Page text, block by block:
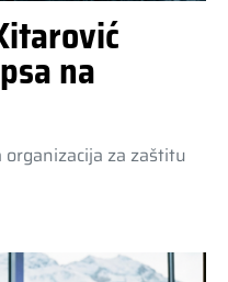
na
organizacija za zaštitu